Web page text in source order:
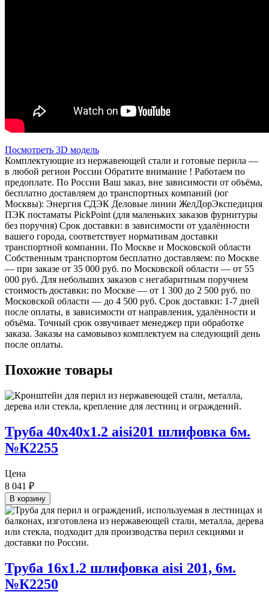
Посмотреть 3D модель
Комплектующие из нержавеющей стали и готовые перила —
в любой регион России Обратите внимание ! Работаем по
предоплате. По России Ваш заказ, вне зависимости от объёма,
бесплатно доставляем до транспортных компаний (юг
Москвы): Энергия СДЭК Деловые линии ЖелДорЭкспедиция
ПЭК постаматы PickPoint (для маленьких заказов фурнитуры
без поручня) Срок доставки: в зависимости от удалённости
вашего города, соответствует нормативам доставки
транспортной компании. По Москве и Московской области
Собственным транспортом бесплатно доставляем: по Москве
— при заказе от 35 000 руб. по Московской области — от 55
000 руб. Для небольших заказов с негабаритным поручнем
стоимость доставки: по Москве — от 1 300 до 2 500 руб. по
Московской области — до 4 500 руб. Срок доставки: 1-7 дней
после оплаты, в зависимости от направления, удалённости и
объёма. Точный срок озвучивает менеджер при обработке
заказа. Заказы на самовывоз комплектуем на следующий день
после оплаты.
Похожие товары
Труба 40х40х1.2 aisi201 шлифовка 6м.
№К2255
Цена
8 041 ₽
В корзину
Труба 16х1.2 шлифовка aisi 201, 6м.
№К2250